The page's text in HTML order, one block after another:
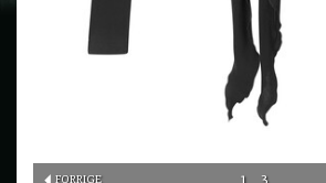
FORRIGE